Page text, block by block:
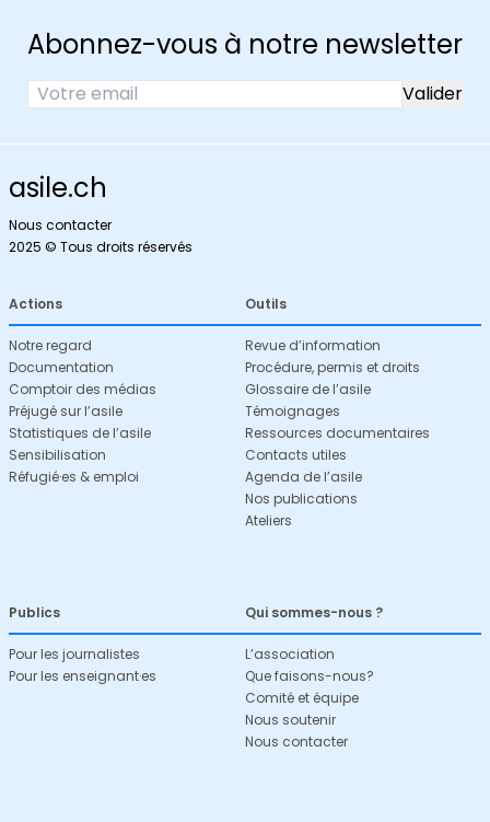
Abonnez-vous à notre newsletter
asile.ch
Nous contacter
2025 © Tous droits réservés
Actions
Notre regard
Documentation
Comptoir des médias
Préjugé sur l’asile
Statistiques de l’asile
Sensibilisation
Réfugié·es & emploi
Outils
Revue d’information
Procédure, permis et droits
Glossaire de l’asile
Témoignages
Ressources documentaires
Contacts utiles
Agenda de l’asile
Nos publications
Ateliers
Publics
Pour les journalistes
Pour les enseignant·es
Qui sommes-nous ?
L’association
Que faisons-nous?
Comité et équipe
Nous soutenir
Nous contacter